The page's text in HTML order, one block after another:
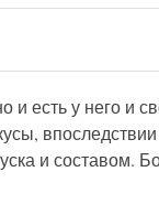
есть у него и
и составом.